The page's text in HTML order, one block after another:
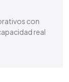
con
real